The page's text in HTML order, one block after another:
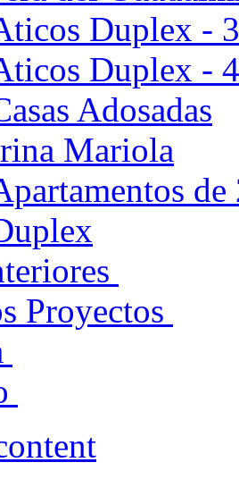
Duplex -
Duplex -
Adosadas
Mariola
Proyectos